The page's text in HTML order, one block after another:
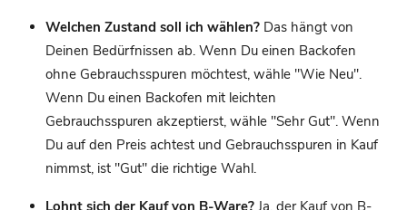
Welchen Zustand soll ich wählen? Das hängt von
Deinen Bedürfnissen ab. Wenn Du einen Backofen
ohne Gebrauchsspuren möchtest, wähle "Wie Neu".
Wenn Du einen Backofen mit leichten
Gebrauchsspuren akzeptierst, wähle "Sehr Gut". Wenn
Du auf den Preis achtest und Gebrauchsspuren in Kauf
nimmst, ist "Gut" die richtige Wahl.